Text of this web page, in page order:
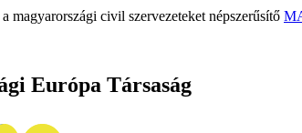
magyarországi civil szervezeteket népszerűsítő
Európa Társaság